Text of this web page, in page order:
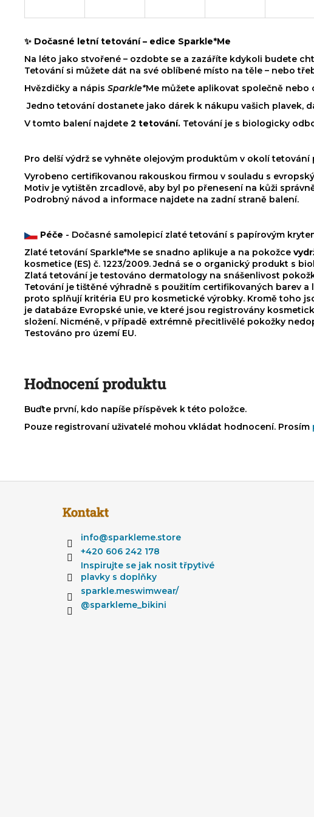
✨ Dočasné letní tetování – edice Sparkle*Me
Na léto jako stvořené – ozdobte se a zazáříte kdykoli budete
Tetování si můžete dát na své oblíbené místo na těle – nebo
Hvězdičky a nápis Sparkle*Me můžete aplikovat společně nebo
Jedno tetování dostanete jako dárek k nákupu vašich plavek,
V tomto balení najdete 2 tetování. Tetování je s biologicky
Pro delší výdrž se vyhněte olejovým produktům v okolí tetování
Vyrobeno certifikovanou rakouskou firmou v souladu s
Motiv je vytištěn zrcadlově, aby byl po přenesení na kůži
Podrobný návod a informace najdete na zadní straně balení.
Péče - Dočasné samolepicí zlaté tetování s papírovým
Zlaté tetování Sparkle*Me se snadno aplikuje a na pokožce
kosmetice (ES) č. 1223/2009. Jedná se o organický produkt s
Zlatá tetování je testováno dermatology na snášenlivost
Tetování je tištěné výhradně s použitím certifikovaných barev
proto splňují kritéria EU pro kosmetické výrobky. Kromě toho
je databáze Evropské unie, ve které jsou registrovány
složení. Nicméně, v případě extrémně přecitlivělé pokožky
Testováno pro území EU.
Hodnocení produktu
Buďte první, kdo napíše příspěvek k této položce.
Pouze registrovaní uživatelé mohou vkládat hodnocení. Prosím
Kontakt
info@sparkleme.store
+420 606 242 178
Inspirujte se jak nosit třpytivé
plavky s doplňky
sparkle.meswimwear/
@sparkleme_bikini